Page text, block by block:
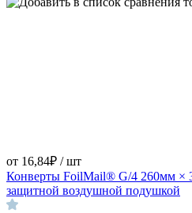
от 16,84₽ / шт
Конверты FoilMail® G/4 260мм ×
защитной воздушной подушкой